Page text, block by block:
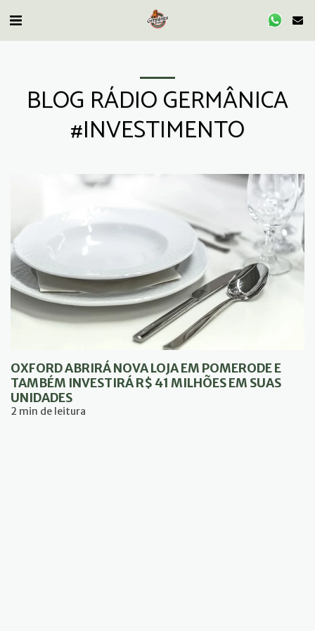
BLOG RÁDIO GERMÂNICA
#INVESTIMENTO
OXFORD ABRIRÁ NOVA LOJA EM POMERODE E
TAMBÉM INVESTIRÁ R$ 41 MILHÕES EM SUAS
UNIDADES
2 min de leitura